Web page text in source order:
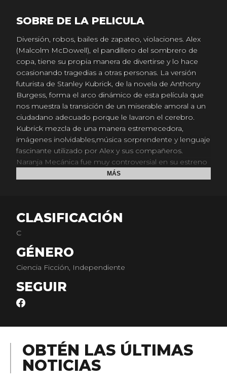
SOBRE DE LA PELICULA
Diversión, robos, bailes de zapateo, violaciones. Alex
(Malcolm McDowell), el pandillero del sombrero de
copa, tiene su propia manera de divertirse y lo hace
ocasionando tragedias a otras personas. La versión
futurista de Stanley Kubrick, de la novela de Anthony
Burgess, forma el arco dinámico de esta película que
nos muestra la transición de un miserable amoral a un
ciudadano adecuado porque le lavaron el cerebro.
Kubrick mezcla de una manera estremecedora,
imágenes inolvidables,música sorprendente y lenguaje
fascinante utilizado por Alex y sus compañeros.
Naranja Mecánica fue muy controversial en su estreno
pero ganó el premio de Mejor Película y Mejor
tal, que todavía nos seduce, nos impacta y nos
mantiene cautivos.
MÁS
CLASIFICACIÓN
C
GÉNERO
Ciencia Ficción, Independiente
SEGUIR
OBTÉN LAS ÚLTIMAS
NOTICIAS